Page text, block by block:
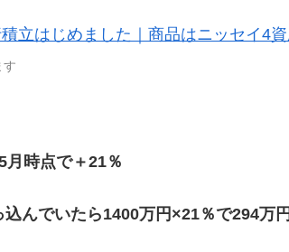
立はじめました｜商品はニッセイ4資
す
月時点で＋21％
んでいたら1400万円×21％で294万